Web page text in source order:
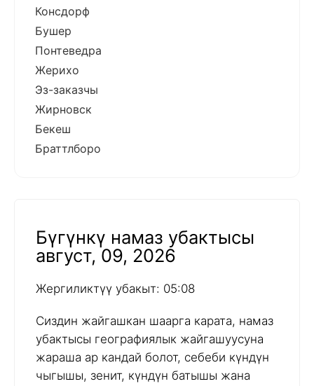
Консдорф
Бушер
Понтеведра
Жерихо
Эз-заказчы
Жирновск
Бекеш
Браттлборо
Бүгүнкү намаз убактысы
август, 09, 2026
Жергиликтүү убакыт: 05:08
Сиздин жайгашкан шаарга карата, намаз
убактысы географиялык жайгашуусуна
жараша ар кандай болот, себеби күндүн
чыгышы, зенит, күндүн батышы жана